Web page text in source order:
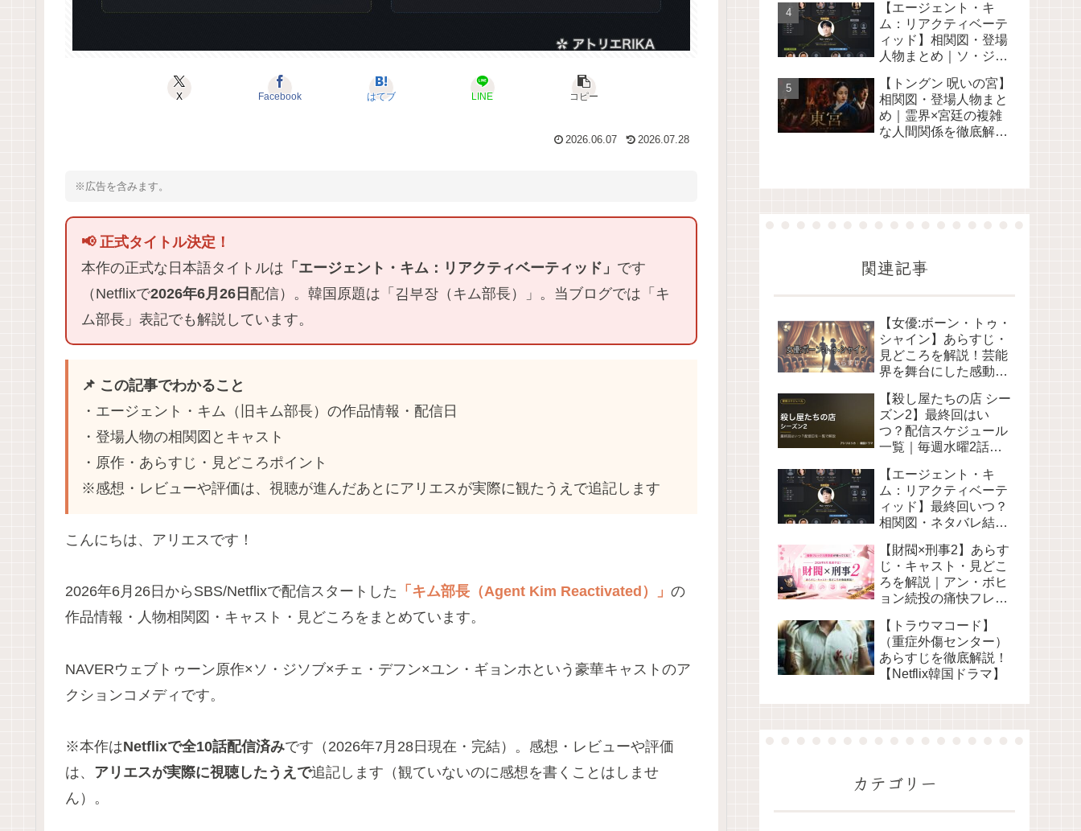
X Facebook はてブ LINE コピー
2026.06.07 2026.07.28
※広告を含みます。
📢 正式タイトル決定！
本作の正式な日本語タイトルは 「エージェント・キム：リアクティベーティッド」 です
（Netflixで2026年6月26日 配信）。韓国原題は「김부장（キム部長）」。当ブログでは「キ
ム部長」表記でも解説しています。
📌 この記事でわかること
・エージェント・キム（旧キム部長）の作品情報・配信日
・登場人物の相関図とキャスト
・原作・あらすじ・見どころポイント
※感想・レビューや評価は、視聴が進んだあとにアリエスが実際に観たうえで追記します
こんにちは、アリエスです！
2026年6月26日からSBS/Netflixで配信スタートした 「キム部長（Agent Kim Reactivated）」 の
作品情報・人物相関図・キャスト・見どころをまとめています。
NAVERウェブトゥーン原作×ソ・ジソブ×チェ・デフン×ユン・ギョンホという豪華キャストのア
クションコメディです。
※本作はNetflixで全10話配信済みです（2026年7月28日現在・完結）。感想・レビューや評価
は、 アリエスが実際に視聴したうえで追記します（観ていないのに感想を書くことはしませ
ん）。
月配信【続編】
【エージェント・キ
ム：リアクティベーテ
ィッド】相関図・登場
人物まとめ｜ソ・ジソ
部長＞Netflix2026
【トングン 呪いの宮】
相関図・登場人物まと
め｜霊界×宮廷の複雑
な人間関係を徹底解説
関連記事
【女優:ボーン・トゥ・
シャイン】あらすじ・
見どころを解説！芸能
界を舞台にした感動作
【殺し屋たちの店 シー
ズン2】最終回はい
つ？配信スケジュール
一覧｜毎週水曜2話ず
Disney+2026
【エージェント・キ
ム：リアクティベーテ
ィッド】最終回いつ？
相関図・ネタバレ結末
Netflix2026
【財閥×刑事2】あらす
じ・キャスト・見どこ
ろを解説｜アン・ボヒ
ョン続投の痛快フレッ
2026
【トラウマコード】
（重症外傷センター）
あらすじを徹底解説！
【Netflix韓国ドラマ】
カテゴリー